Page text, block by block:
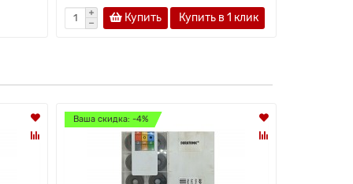
Купить Купить в 1 клик
Ваша скидка: -4%